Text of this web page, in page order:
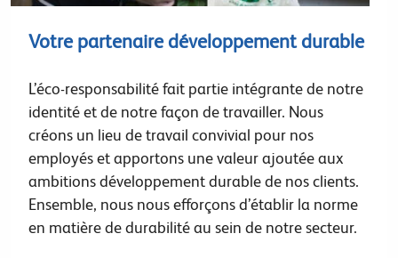
Votre partenaire développement durable
L’éco-responsabilité fait partie intégrante de notre
identité et de notre façon de travailler. Nous
créons un lieu de travail convivial pour nos
employés et apportons une valeur ajoutée aux
ambitions développement durable de nos clients.
Ensemble, nous nous efforçons d’établir la norme
en matière de durabilité au sein de notre secteur.